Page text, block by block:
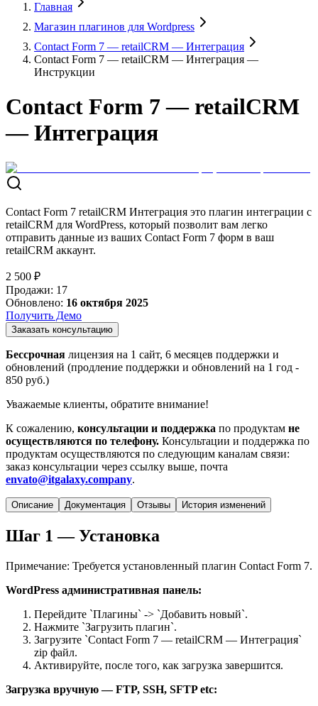
Главная
Магазин плагинов для Wordpress
Contact Form 7 — retailCRM — Интеграция
Contact Form 7 — retailCRM — Интеграция —
Инструкции
Contact Form 7 — retailCRM
— Интеграция
Contact Form 7 retailCRM Интеграция это плагин интеграции с
retailCRM для WordPress, который позволит вам легко
отправить данные из ваших Contact Form 7 форм в ваш
retailCRM аккаунт.
2 500 ₽
Продажи: 17
Обновлено: 16 октября 2025
Получить Демо
Заказать консультацию
Бессрочная лицензия на 1 сайт, 6 месяцев поддержки и
обновлений (продление поддержки и обновлений на 1 год -
850 руб.)
Уважаемые клиенты, обратите внимание!
К сожалению, консультации и поддержка по продуктам не
осуществляются по телефону. Консультации и поддержка по
продуктам осуществляются по следующим каналам связи:
заказ консультации через ссылку выше, почта
envato@itgalaxy.company.
Описание Документация Отзывы История изменений
Шаг 1 — Установка
Примечание: Требуется установленный плагин Contact Form 7.
WordPress административная панель:
Перейдите `Плагины` -> `Добавить новый`.
Нажмите `Загрузить плагин`.
Загрузите `Contact Form 7 — retailCRM — Интеграция`
zip файл.
Активируйте, после того, как загрузка завершится.
Загрузка вручную — FTP, SSH, SFTP etc: